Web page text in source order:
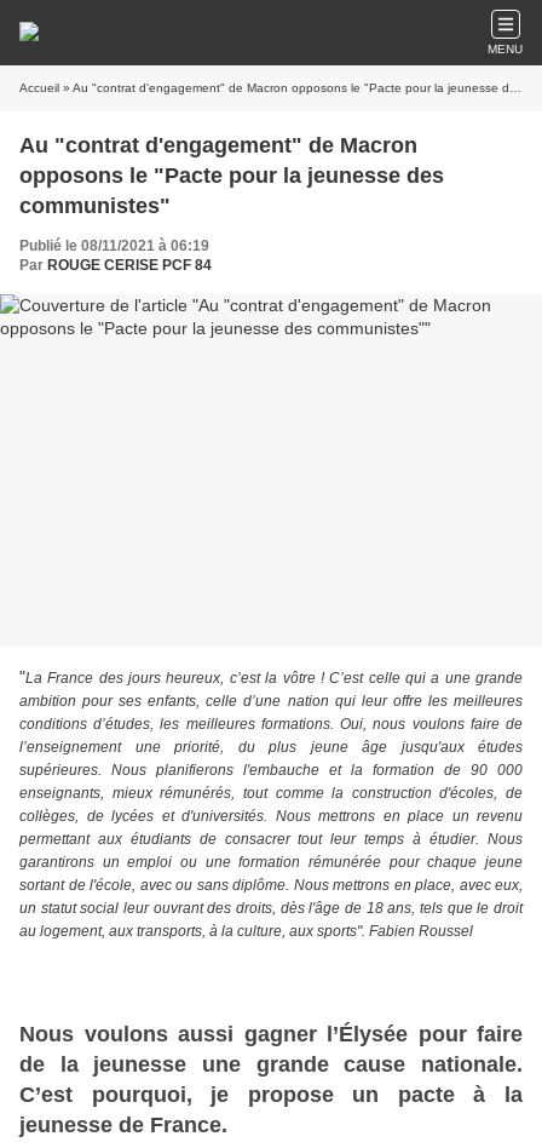
MENU
Accueil » Au "contrat d'engagement" de Macron opposons le "Pacte pour la jeunesse des communistes"
Au "contrat d'engagement" de Macron
opposons le "Pacte pour la jeunesse des
communistes"
Publié le 08/11/2021 à 06:19
Par ROUGE CERISE PCF 84
"La France des jours heureux, c’est la vôtre ! C’est celle qui a une grande
ambition pour ses enfants, celle d’une nation qui leur offre les meilleures
conditions d’études, les meilleures formations. Oui, nous voulons faire de
l’enseignement une priorité, du plus jeune âge jusqu'aux études
supérieures. Nous planifierons l'embauche et la formation de 90 000
enseignants, mieux rémunérés, tout comme la construction d'écoles, de
collèges, de lycées et d'universités. Nous mettrons en place un revenu
permettant aux étudiants de consacrer tout leur temps à étudier. Nous
garantirons un emploi ou une formation rémunérée pour chaque jeune
sortant de l'école, avec ou sans diplôme. Nous mettrons en place, avec eux,
un statut social leur ouvrant des droits, dès l'âge de 18 ans, tels que le droit
au logement, aux transports, à la culture, aux sports". Fabien Roussel
Nous voulons aussi gagner l’Élysée pour faire
de la jeunesse une grande cause nationale.
C’est pourquoi, je propose un pacte à la
jeunesse de France.